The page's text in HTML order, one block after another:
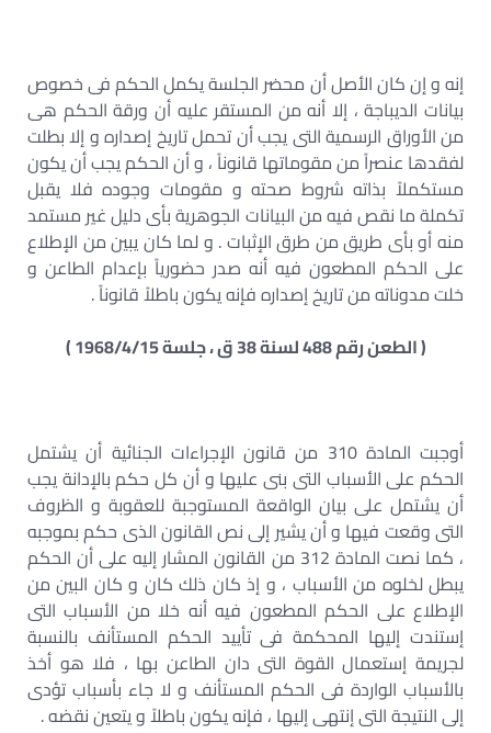
إنه و إن كان الأصل أن محضر الجلسة يكمل الحكم فى خصوص
بيانات الديباجة ، إلا أنه من المستقر عليه أن ورقة الحكم هى
من الأوراق الرسمية التى يجب أن تحمل تاريخ إصداره و إلا بطلت
لفقدها عنصراً من مقوماتها قانوناً ، و أن الحكم يجب أن يكون
مستكملاً بذاته شروط صحته و مقومات وجوده فلا يقبل
تكملة ما نقص فيه من البيانات الجوهرية بأى دليل غير مستمد
منه أو بأى طريق من طرق الإثبات . و لما كان يبين من الإطلاع
على الحكم المطعون فيه أنه صدر حضورياً بإعدام الطاعن و
خلت مدوناته من تاريخ إصداره فإنه يكون باطلاً قانوناً .
( الطعن رقم 488 لسنة 38 ق ، جلسة 1968/4/15 )
أوجبت المادة 310 من قانون الإجراءات الجنائية أن يشتمل
الحكم على الأسباب التى بنى عليها و أن كل حكم بالإدانة يجب
أن يشتمل على بيان الواقعة المستوجبة للعقوبة و الظروف
التى وقعت فيها و أن يشير إلى نص القانون الذى حكم بموجبه
، كما نصت المادة 312 من القانون المشار إليه على أن الحكم
يبطل لخلوه من الأسباب ، و إذ كان ذلك كان و كان البين من
الإطلاع على الحكم المطعون فيه أنه خلا من الأسباب التى
إستندت إليها المحكمة فى تأييد الحكم المستأنف بالنسبة
لجريمة إستعمال القوة التى دان الطاعن بها ، فلا هو أخذ
بالأسباب الواردة فى الحكم المستأنف و لا جاء بأسباب تؤدى
إلى النتيجة التى إنتهى إليها ، فإنه يكون باطلاً و يتعين نقضه .